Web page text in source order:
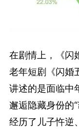
在剧情上，《闪
老年短剧《闪婚
讲述的是面临中
邂逅隐藏身份的
经历了儿子忤逆